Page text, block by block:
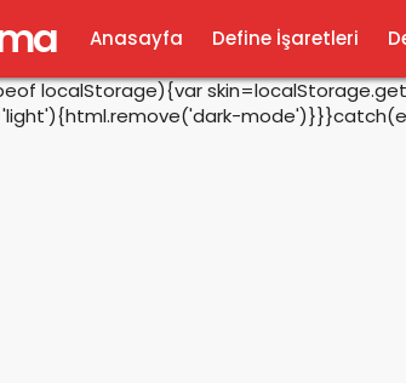
localStorage){var
Anasayfa Define İşaretleri